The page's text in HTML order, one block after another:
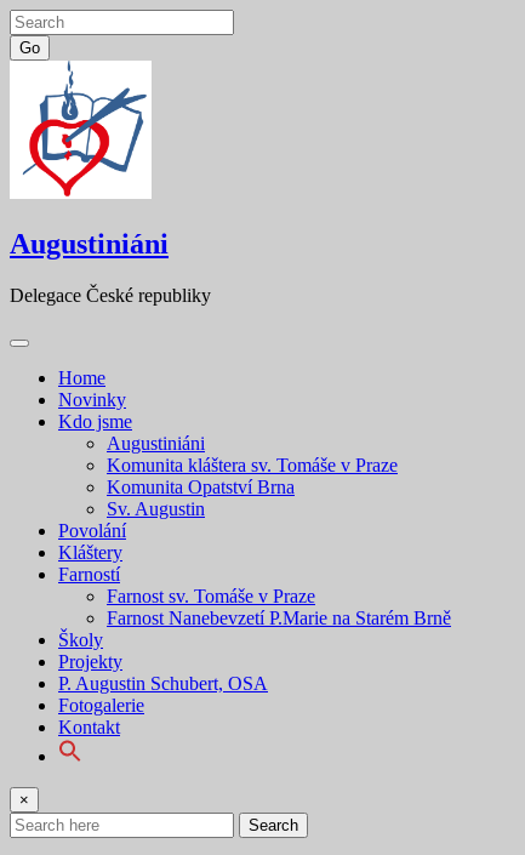
Go
content
Augustiniáni
Delegace České republiky
Home
Novinky
Kdo jsme
Augustiniáni
Komunita kláštera sv. Tomáše v Praze
Komunita Opatství Brna
Sv. Augustin
Povolání
Kláštery
Farností
Farnost sv. Tomáše v Praze
Farnost Nanebevzetí P.Marie na Starém Brně
Školy
Projekty
P. Augustin Schubert, OSA
Fotogalerie
Kontakt
×
Search